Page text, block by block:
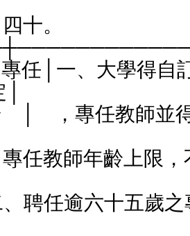
四十。
專任│一、大學得自
│    ，專任教師
│    專任教師年齡
│二、聘任逾六十五